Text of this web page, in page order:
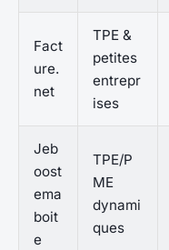
Fact
ure.
net
TPE &
petites
entrepr
ises
Jeb
oost
ema
boit
e
TPE/P
ME
dynami
ques